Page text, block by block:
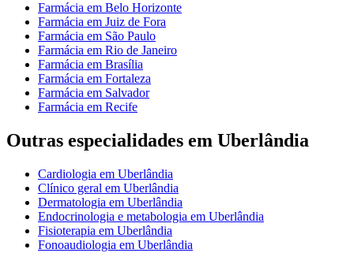
Farmácia em Belo Horizonte
Farmácia em Juiz de Fora
Farmácia em São Paulo
Farmácia em Rio de Janeiro
Farmácia em Brasília
Farmácia em Fortaleza
Farmácia em Salvador
Farmácia em Recife
Outras especialidades em Uberlândia
Cardiologia em Uberlândia
Clínico geral em Uberlândia
Dermatologia em Uberlândia
Endocrinologia e metabologia em Uberlândia
Fisioterapia em Uberlândia
Fonoaudiologia em Uberlândia